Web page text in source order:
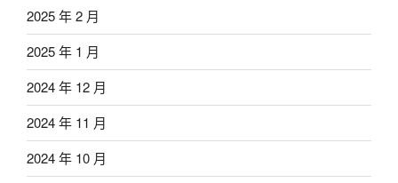
2025 年 2 月
2025 年 1 月
2024 年 12 月
2024 年 11 月
2024 年 10 月